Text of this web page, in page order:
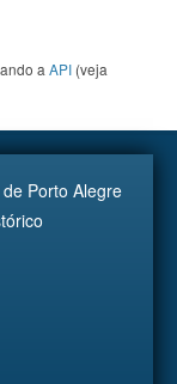
a API (veja
Porto Alegre